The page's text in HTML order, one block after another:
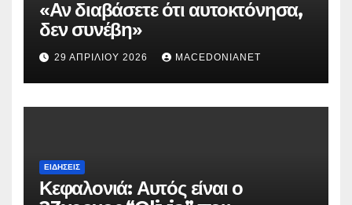
«Αν διαβάσετε ότι αυτοκτόνησα,
δεν συνέβη»
29 ΑΠΡΙΛΊΟΥ 2026 MACEDONIANET
ΕΙΔΉΣΕΙΣ
Κεφαλονιά: Αυτός είναι ο